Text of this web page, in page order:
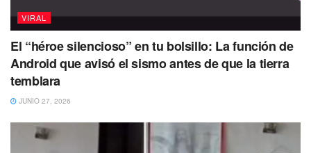
nuestro Himno Nacional. Lo he
cantado mil veces, lo he estudiado
hasta el cansancio pero el día de hoy
ante un escenario tan imponente, me
traicionaron los nervios y el latido de mi
corazón. No hay excusa”, escribió la
intérprete de “El eco de tu voz”.
VIRAL
El “héroe silencioso” en tu bolsillo: La función de
Android que avisó el sismo antes de que la tierra
temblara
JUNIO 27, 2026